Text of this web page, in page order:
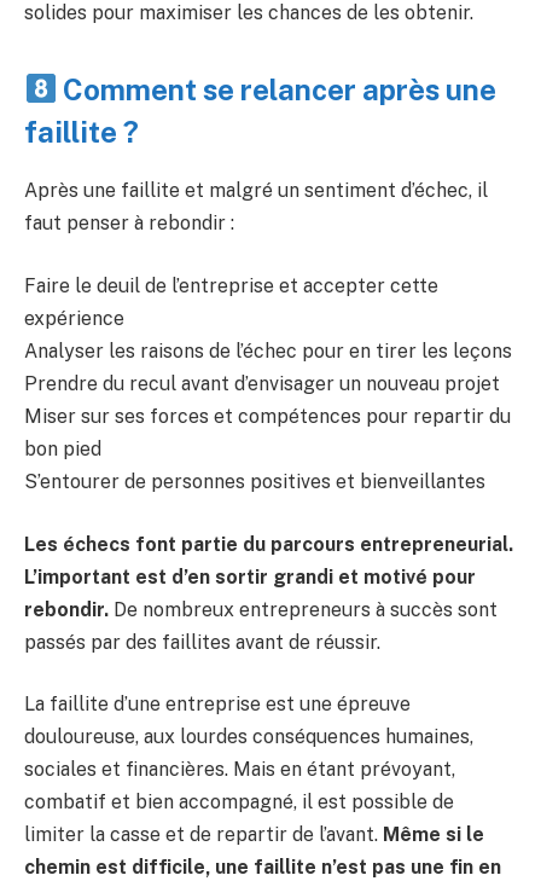
solides pour maximiser les chances de les obtenir.
Comment se relancer après une
faillite ?
Après une faillite et malgré un sentiment d’échec, il
faut penser à rebondir :
Faire le deuil de l’entreprise et accepter cette
expérience
Analyser les raisons de l’échec pour en tirer les leçons
Prendre du recul avant d’envisager un nouveau projet
Miser sur ses forces et compétences pour repartir du
bon pied
S’entourer de personnes positives et bienveillantes
Les échecs font partie du parcours entrepreneurial.
L’important est d’en sortir grandi et motivé pour
rebondir. De nombreux entrepreneurs à succès sont
passés par des faillites avant de réussir.
La faillite d’une entreprise est une épreuve
douloureuse, aux lourdes conséquences humaines,
sociales et financières. Mais en étant prévoyant,
combatif et bien accompagné, il est possible de
limiter la casse et de repartir de l’avant. Même si le
chemin est difficile, une faillite n’est pas une fin en